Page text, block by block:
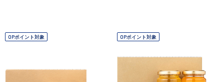
OPポイント対象 OPポイント対象